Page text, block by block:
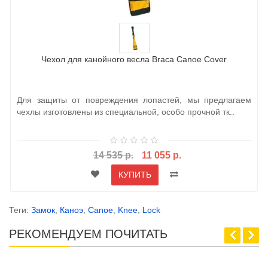
Чехол для канойного весла Braca Canoe Cover
Для защиты от повреждения лопастей, мы предлагаем
чехлы изготовлены из специальной, особо прочной тк..
14 535 р. 11 055 р.
КУПИТЬ
Теги: Замок Каноэ Canoe Knee Lock
РЕКОМЕНДУЕМ ПОЧИТАТЬ